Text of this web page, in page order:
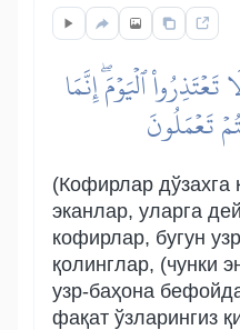
ٱلۡيَوۡمَۖ إِنَّمَا
تَعۡمَلُونَ
(Кофирлар дўзахга
эканлар, уларга
кофирлар, бугун
қолинглар, (чунки
узр-баҳона
фақат ўзларингиз